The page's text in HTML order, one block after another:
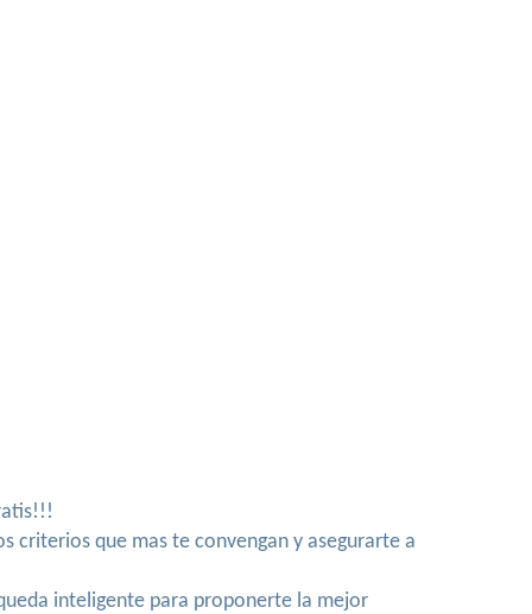
criterios que mas te convengan y asegurarte a
inteligente para proponerte la mejor